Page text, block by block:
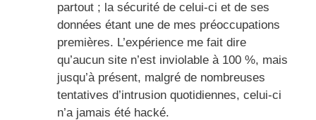
partout ; la sécurité de celui-ci et de ses
données étant une de mes préoccupations
premières. L’expérience me fait dire
qu’aucun site n’est inviolable à 100 %, mais
jusqu’à présent, malgré de nombreuses
tentatives d’intrusion quotidiennes, celui-ci
n’a jamais été hacké.